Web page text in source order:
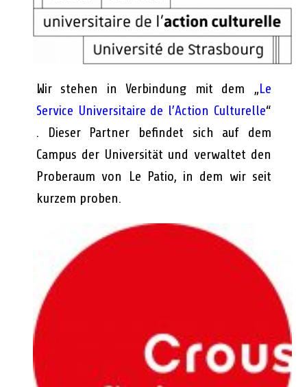
Wir stehen in Verbindung mit dem „Le
Service Universitaire de l’Action Culturelle“
. Dieser Partner befindet sich auf dem
Campus der Universität und verwaltet den
Proberaum von Le Patio, in dem wir seit
kurzem proben.